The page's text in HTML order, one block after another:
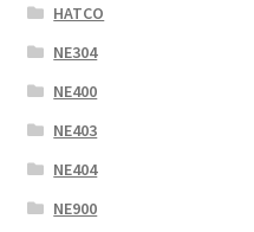
HATCO
NE304
NE400
NE403
NE404
NE900